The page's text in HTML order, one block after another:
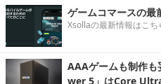
ゲームコマースの
Xsollaの最新情報はこち
AAAゲームも制作
wer 5」はCore